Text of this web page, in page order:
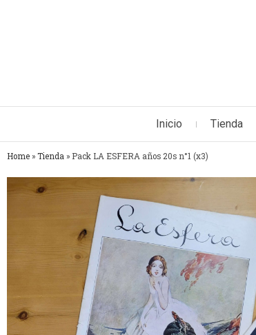
Inicio Tienda
Home » Tienda » Pack LA ESFERA años 20s n°1 (x3)